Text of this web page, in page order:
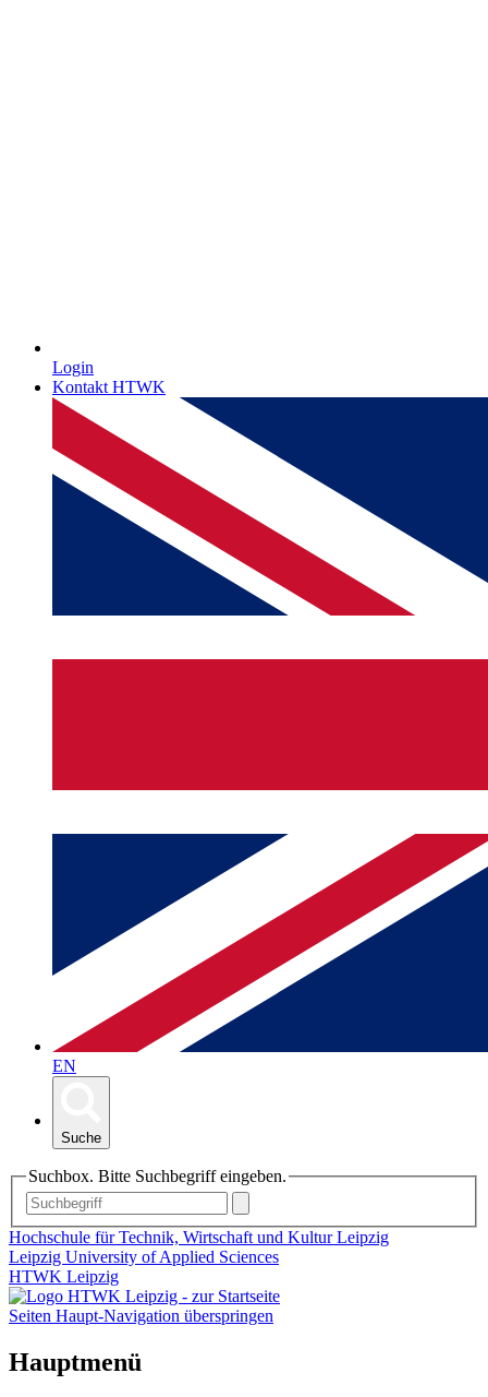
Login
Kontakt HTWK
EN
Suche
Suchbox. Bitte Suchbegriff eingeben.
Hochschule für Technik, Wirtschaft und Kultur Leipzig
Leipzig University of Applied Sciences
HTWK Leipzig
Seiten Haupt-Navigation überspringen
Hauptmenü